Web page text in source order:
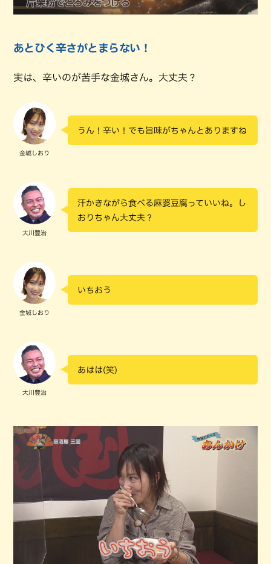
あとひく辛さがとまらない！
実は、辛いのが苦手な金城さん。大丈夫？
金城しおり
うん！辛い！でも旨味がちゃんとありますね
大川豊治
汗かきながら食べる麻婆豆腐っていいね。し
おりちゃん大丈夫？
金城しおり
いちおう
大川豊治
あはは(笑)